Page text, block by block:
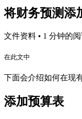
将财务预测添
文件资料 • 1 分钟的
在此文中
下面会介绍如何在现
添加预算表